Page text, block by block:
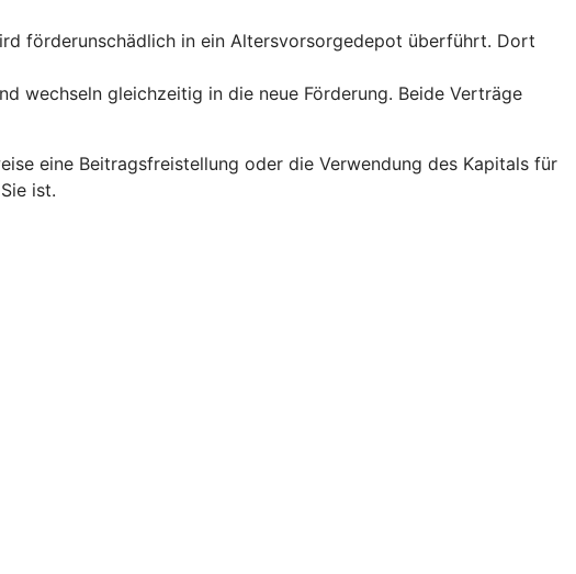
förderunschädlich in ein Altersvorsorgedepot überführt. Dort
wechseln gleichzeitig in die neue Förderung. Beide Verträge
eine Beitragsfreistellung oder die Verwendung des Kapitals für
ist.